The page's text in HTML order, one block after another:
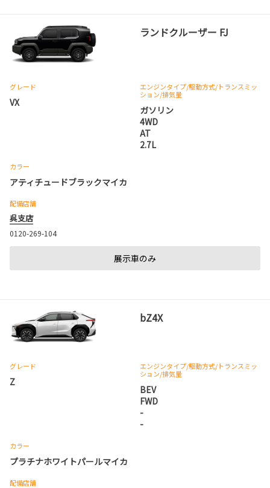
ランドクルーザー FJ
グレード
VX
エンジンタイプ/駆動方式/トランスミッ
ション/排気量
ガソリン
4WD
AT
2.7L
カラー
アティチュードブラックマイカ
配備店舗
呉支店
0120-269-104
展示車のみ
bZ4X
グレード
Z
エンジンタイプ/駆動方式/トランスミッ
ション/排気量
BEV
FWD
-
-
カラー
プラチナホワイトパールマイカ
配備店舗